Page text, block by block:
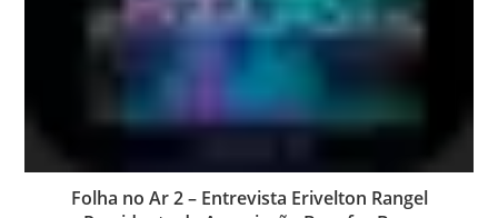
Folha no Ar 2 – Entrevista Erivelton Rangel